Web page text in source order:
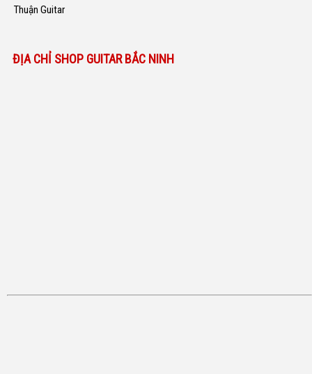
Thuận Guitar
ĐỊA CHỈ SHOP GUITAR BẮC NINH